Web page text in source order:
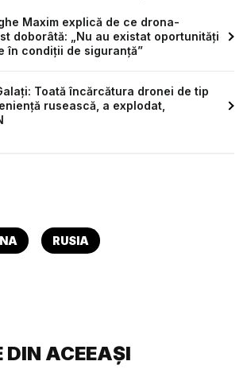
Maxim explică de ce drona-
doborâtă: „Nu au existat oportunități
în condiții de siguranță”
Toată încărcătura dronei de tip
rusească, a explodat,
RUSIA
DIN ACEEAȘI